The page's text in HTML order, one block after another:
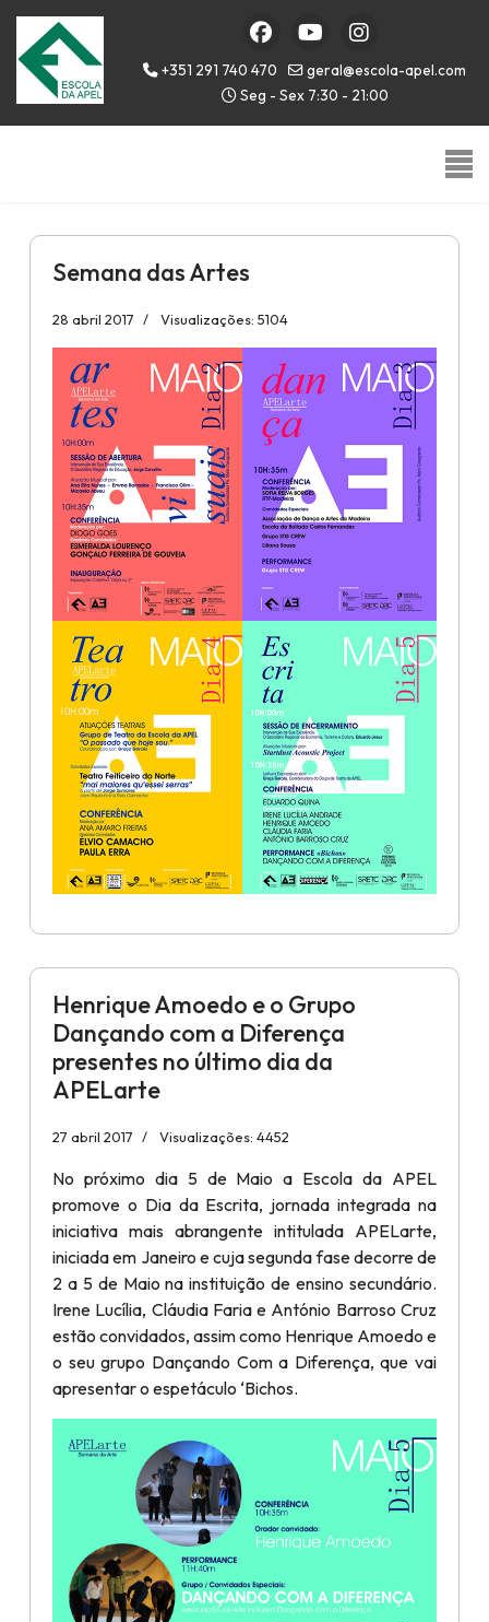
+351 291 740 470
geral@escola-apel.com
Seg - Sex 7:30 - 21:00
Semana das Artes
28 abril 2017 Visualizações: 5104
Henrique Amoedo e o Grupo
Dançando com a Diferença
presentes no último dia da
APELarte
27 abril 2017 Visualizações: 4452
No próximo dia 5 de Maio a Escola da APEL
promove o Dia da Escrita, jornada integrada na
iniciativa mais abrangente intitulada APELarte,
iniciada em Janeiro e cuja segunda fase decorre de
2 a 5 de Maio na instituição de ensino secundário.
Irene Lucília, Cláudia Faria e António Barroso Cruz
estão convidados, assim como Henrique Amoedo e
o seu grupo Dançando Com a Diferença, que vai
apresentar o espetáculo ‘Bichos.